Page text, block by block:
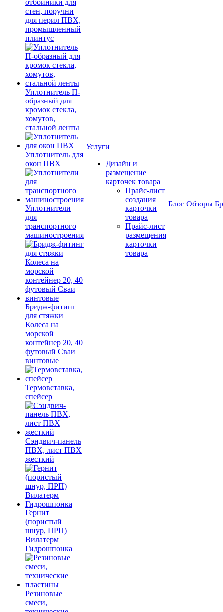
отбойники для
стен, поручни
для перил ПВХ,
промышленный
плинтус
Уплотнитель П-
образный для
кромок стекла,
хомутов,
стальной ленты
Уплотнитель для
окон ПВХ
Уплотнители
для
транспортного
машиностроения
Бридж-фитинг
для стяжки
Колеса на
морской
контейнер 20, 40
футовый Сваи
винтовые
Термовставка,
спейсер
Сэндвич-панель
ПВХ, лист ПВХ
жесткий
Гернит
(пористый
шнур, ПРП)
Вилатерм
Гидрошпонка
Резиновые
смеси,
Услуги
Дизайн и
размещение
карточек товара
Прайс-лист
создания
карточки
товара
Прайс-лист
размещения
карточки
товара
Блог Обзоры